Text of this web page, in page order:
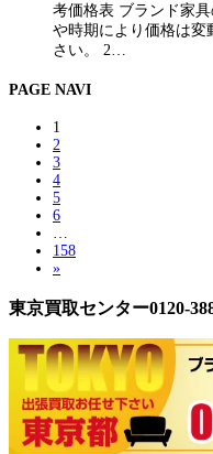
考価格表 ブランド家
や時期により価格は変
さい。 2…
PAGE NAVI
1
2
3
4
5
6
…
158
»
東京買取センター0120-